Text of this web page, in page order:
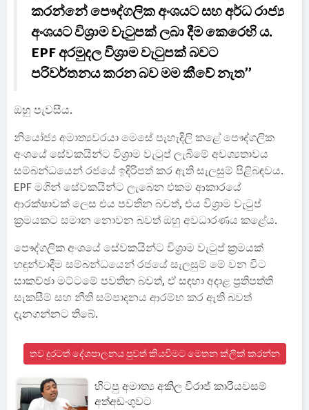
කරන්නේ පෞද්ගලික අංශයට සහ අර්ධ රාජ්‍ය
අංශයට විශ්‍රාම වැටුපක් ලබා දීම කෙරෙහි ය.
EPF අරමුදල විශ්‍රාම වැටුපක් බවට
පරිවර්තනය කරන බව මම කීවේ නැත”
ඔහු පැවසීය.
නියෝජ්‍ය අමාත්‍යවරයා මෙසේ පැහැදිලි කළේ පෞද්ගලික
අංශයේ සේවකයින්ට විශ්‍රාම වැටුප් ලැබීමේ අවශ්‍යතාවය
සම්බන්ධයෙන් රජයේ ඉදිරිපත් කර ඇති සැලසුම් පිළිබඳවය.
EPF මගින් සේවකයින්ට ලැබෙන එකම ආකාරයේ
ආරක්ෂාවක් ලෙස එය පවතින බවත්, එය විශ්‍රාම වැටුප්
ක්‍රමයකට සමාන නොවන බවත් ඔහු අවධාරණය කළේය.
පෞද්ගලික අංශයේ සේවකයින්ට විශ්‍රාම වැටුප් ක්‍රමයක්
හඳුන්වාදීම සම්බන්ධයෙන් රජයේ සැලසුම් මේ වන විට
සාකච්ඡා මට්ටමේ පවතින බවත්, ඒ සඳහා අදාළ ප්‍රතිපත්ති
සැකසීම් සහ නීති සම්පාදනය ආරම්භ කර ඇති බවත්
දැනගන්නට තිබේ.
තව දුරටත් දේශපාලනය පුවත් කියවීමට මෙතන ක්ලික් කරන්න
හිටපු අමාත්‍ය අකිල විරාජ් කාරියවසම්
අත්අඩංගුවට